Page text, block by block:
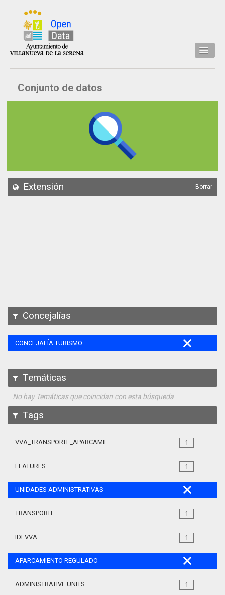
Inicio
Datos
API
Conjunto de datos
Extensión Borrar
Concejalías
CONCEJALÍA TURISMO
Temáticas
No hay Temáticas que coincidan con esta búsqueda
Tags
1
VVA_TRANSPORTE_APARCAMIENTO_REGULADO_105
1
FEATURES
UNIDADES ADMINISTRATIVAS
1
TRANSPORTE
1
IDEVVA
APARCAMIENTO REGULADO
1
ADMINISTRATIVE UNITS